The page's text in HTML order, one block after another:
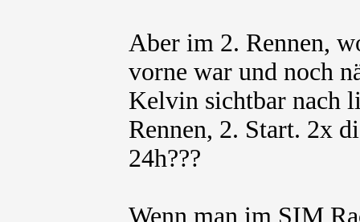
Aber im 2. Rennen,
vorne war und noch
Kelvin sichtbar nach
Rennen, 2. Start. 2x
24h???
Wenn man im SIM